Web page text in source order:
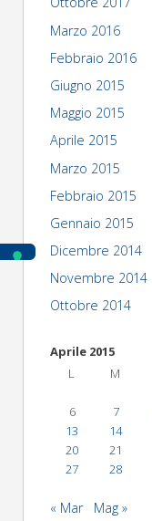
Marzo 2016
Febbraio 2016
Giugno 2015
Maggio 2015
Aprile 2015
Marzo 2015
Febbraio 2015
Gennaio 2015
Dicembre 2014
Novembre 2014
Ottobre 2014
Aprile 2015
L
M
6
7
13
14
20
21
27
28
« Mar Mag »